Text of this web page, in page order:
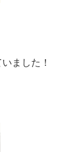
ました！